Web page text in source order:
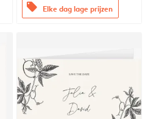
offers Elke dag lage prijzen